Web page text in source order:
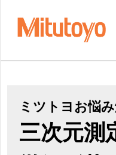
ミツトヨお悩
三次元測